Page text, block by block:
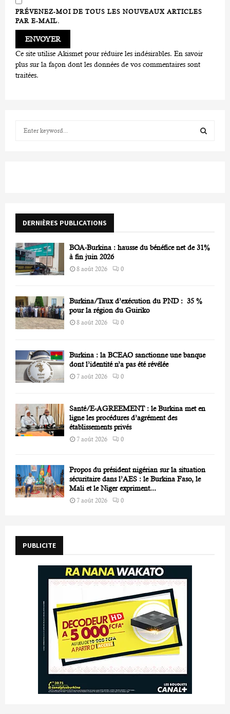
PRÉVENEZ-MOI DE TOUS LES NOUVEAUX ARTICLES
PAR E-MAIL.
Ce site utilise Akismet pour réduire les indésirables. En savoir
plus sur la façon dont les données de vos commentaires sont
traitées.
r
DERNIÈRES PUBLICATIONS
BOA-Burkina : hausse du bénéfice net de 31%
à fin juin 2026
8 août 2026 0
Burkina/Taux d’exécution du PND : 35 %
pour la région du Guiriko
8 août 2026 0
Burkina : la BCEAO sanctionne une banque
dont l’identité n’a pas été révélée
7 août 2026 0
Santé/E-AGREEMENT : le Burkina met en
ligne les procédures d’agrément des
établissements privés
7 août 2026 0
Propos du président nigérian sur la situation
sécuritaire dans l’AES : le Burkina Faso, le
Mali et le Niger expriment...
7 août 2026 0
PUBLICITE